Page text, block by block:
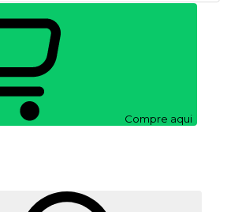
Compre aqui